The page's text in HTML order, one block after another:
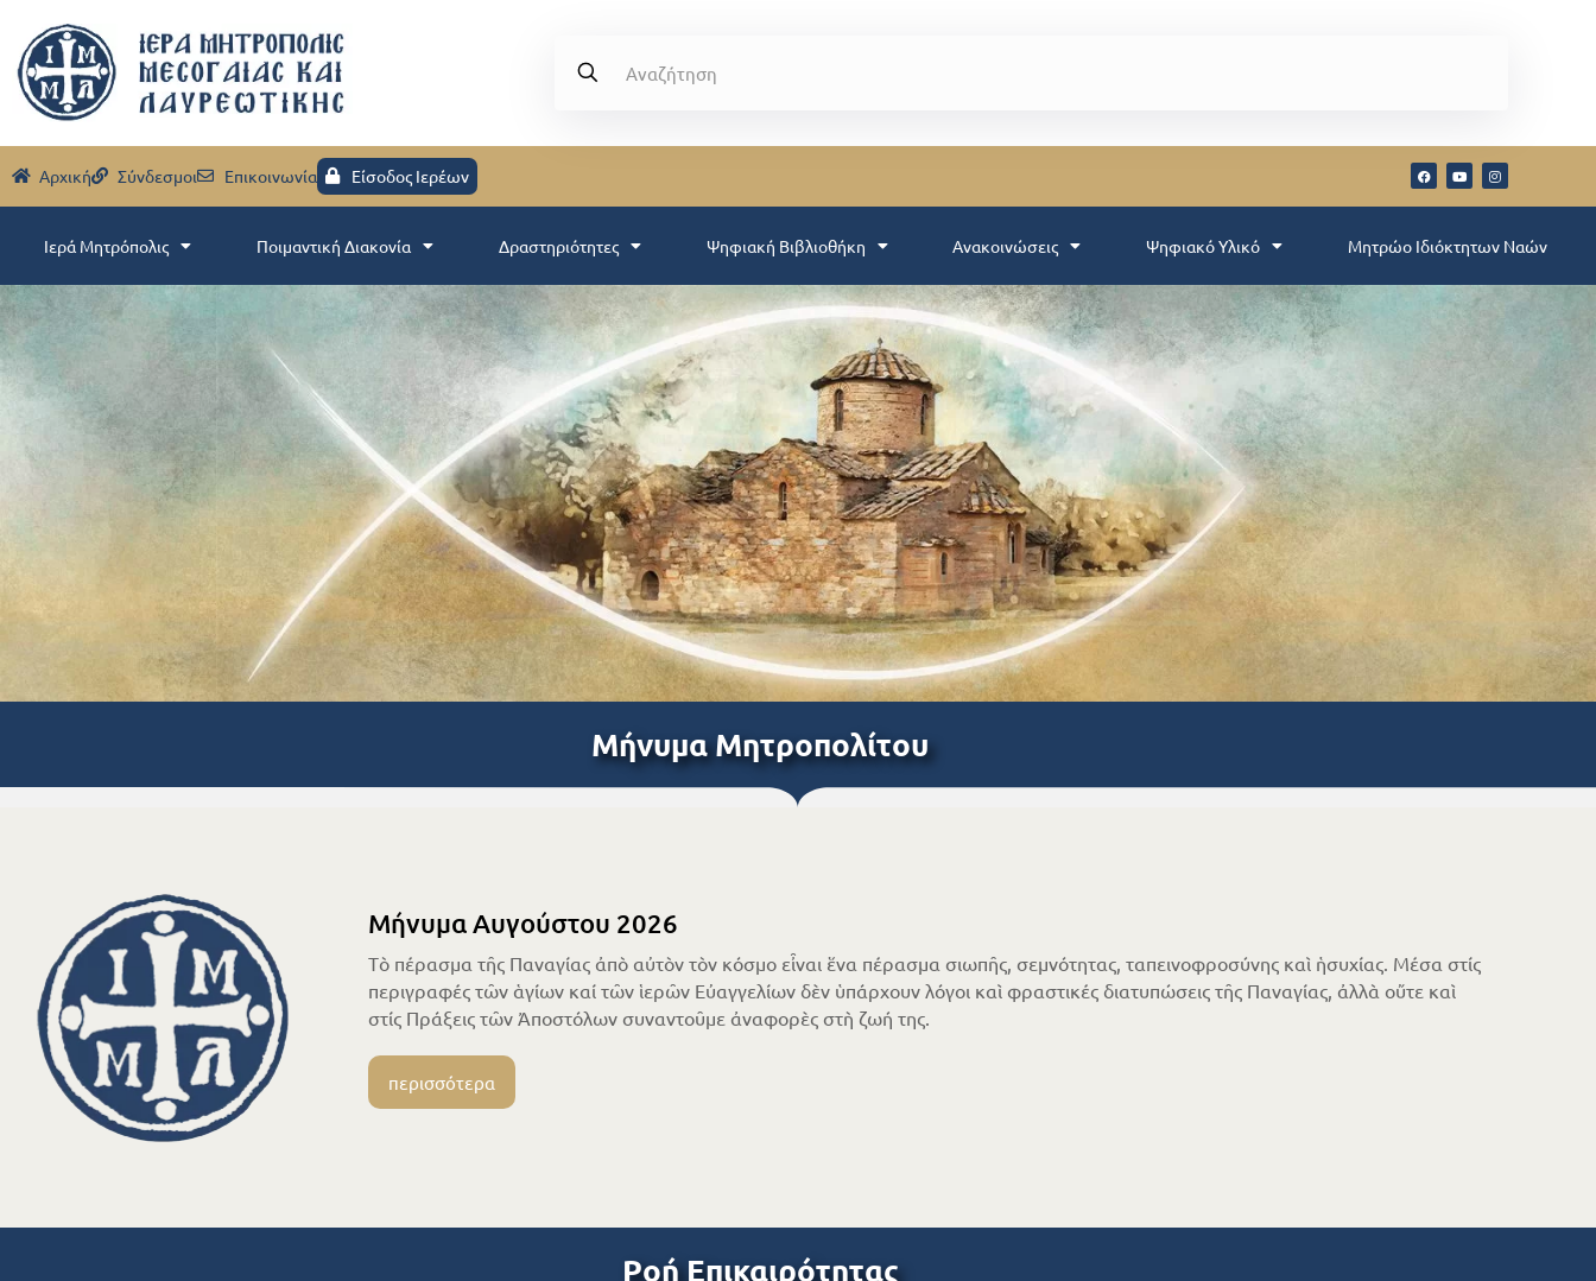
Aρχική Σύνδεσμοι Eπικοινωνία Είσοδος Ιερέων
Ιερά Μητρόπολις Ποιμαντική Διακονία Δραστηριότητες Ψηφιακή Βιβλιοθήκη Ανακοινώσεις Ψηφιακό Υλικό Μητρώο Ιδιόκτητων Ναών
Μήνυμα Μητροπολίτου
Μήνυμα Αυγούστου 2026
Τὸ πέρασμα τῆς Παναγίας ἀπὸ αὐτὸν τὸν κόσμο εἶναι ἕνα πέρασμα σιωπῆς, σεμνότητας, ταπεινοφροσύνης καὶ ἡσυχίας. Μέσα στίς
περιγραφές τῶν ἁγίων καί τῶν ἱερῶν Εὐαγγελίων δὲν ὑπάρχουν λόγοι καὶ φραστικές διατυπώσεις τῆς Παναγίας, ἀλλὰ οὔτε καὶ
στίς Πράξεις τῶν Ἀποστόλων συναντοῦμε ἀναφορὲς στὴ ζωή της.
περισσότερα
Ροή Επικαιρότητας